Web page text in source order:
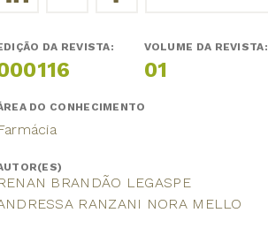
DA REVISTA: VOLUME DA REVISTA:
01
DO CONHECIMENTO
BRANDÃO LEGASPE
RANZANI NORA MELLO